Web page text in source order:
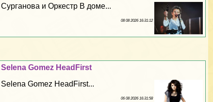
Сурганова и Оркестр В доме...
08 08 2026 16:31:12
Selena Gomez HeadFirst
Selena Gomez HeadFirst...
06 08 2026 16:31:58